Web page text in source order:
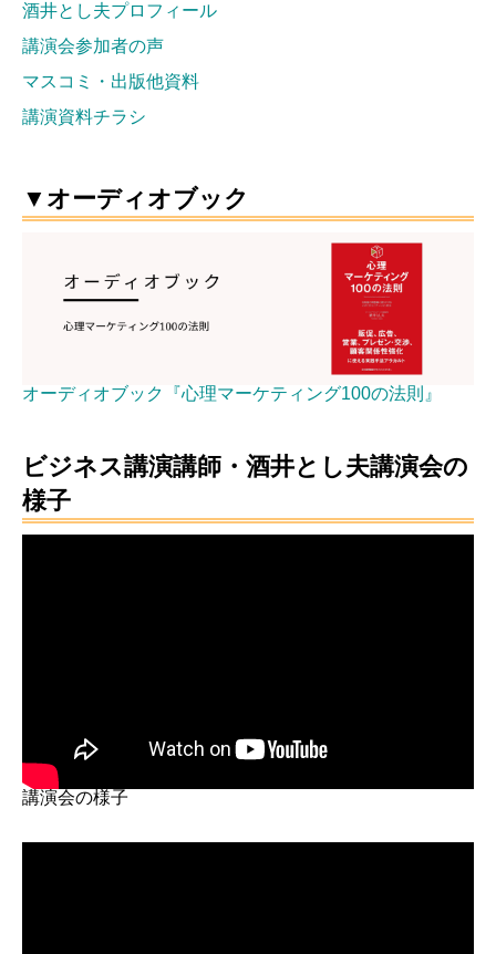
酒井とし夫プロフィール
講演会参加者の声
マスコミ・出版他資料
講演資料チラシ
▼オーディオブック
オーディオブック『心理マーケティング100の法則』
ビジネス講演講師・酒井とし夫講演会の
様子
講演会の様子